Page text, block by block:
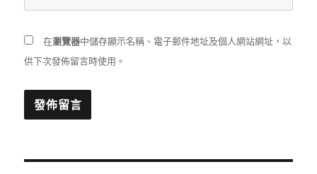
在瀏覽器中儲存顯示名稱、電子郵件地址及個人網站網址，以
供下次發佈留言時使用。